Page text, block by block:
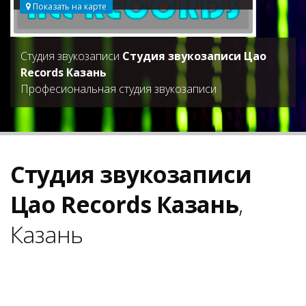
Показать на карте
Студия звукозаписи Студия звукозаписи Цао
Records Казань
Професиональная студия звукозаписи
Студия звукозаписи
Цао Records Казань,
Казань